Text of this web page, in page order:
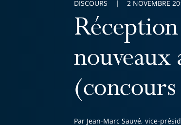
nouveaux
Par Jean-Marc Sauvé, vice-
DISCOURS 2 NOVEMBRE